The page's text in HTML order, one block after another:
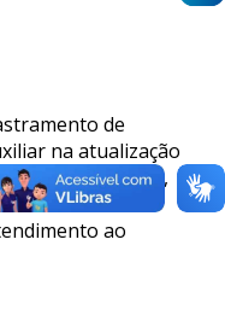
de
na atualização
no lançamento,
de documentos
ao